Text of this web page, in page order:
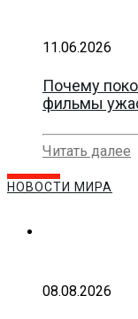
11.06.2026
Почему
фильмы
Читать далее
НОВОСТИ МИРА
08.08.2026